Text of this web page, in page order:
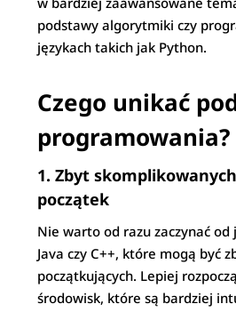
podstawy algorytmiki czy
językach takich jak Python.
Czego unikać
programowania?
1. Zbyt
początek
Nie warto od razu zaczynać
Java czy C++, które mogą być
początkujących. Lepiej
środowisk, które są bardziej